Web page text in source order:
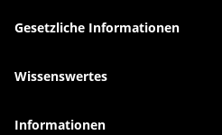
Gesetzliche Informationen
Wissenswertes
Informationen